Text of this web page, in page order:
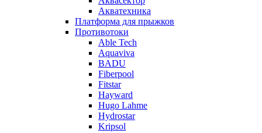
Акватехника
Платформа для прыжков
Противотоки
Able Tech
Aquaviva
BADU
Fiberpool
Fitstar
Hayward
Hugo Lahme
Hydrostar
Kripsol